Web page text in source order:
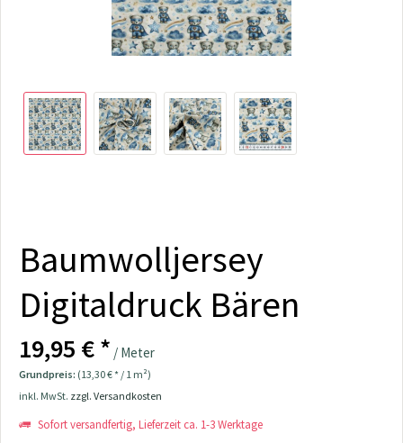
Baumwolljersey
Digitaldruck Bären
19,95 € * / Meter
Grundpreis: (13,30 € * / 1 m²)
inkl. MwSt. zzgl. Versandkosten
Sofort versandfertig, Lieferzeit ca. 1-3 Werktage